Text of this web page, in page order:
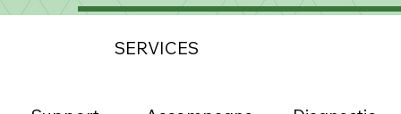
SERVICES